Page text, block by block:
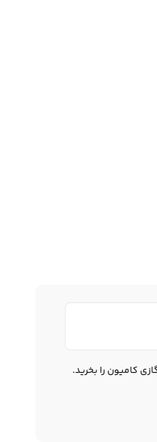
کامیون را بخرید.